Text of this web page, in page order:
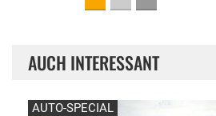
AUCH INTERESSANT
AUTO-SPECIAL